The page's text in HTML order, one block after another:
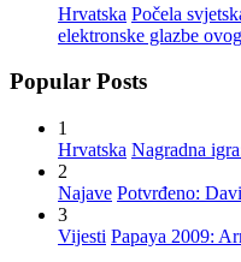
Hrvatska Počela
elektronske glazbe
Popular Posts
1
Hrvatska Nagradna
2
Najave Potvrđeno:
3
Vijesti Papaya 2009: